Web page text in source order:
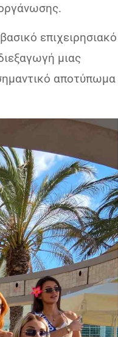
επιχειρησιακό
μιας
αποτύπωμα